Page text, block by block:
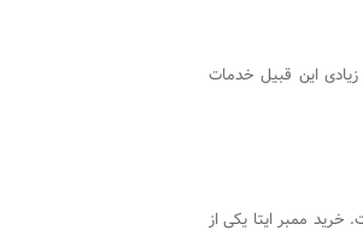
زیادی این قبیل خدمات
خرید ممبر ایتا یکی از